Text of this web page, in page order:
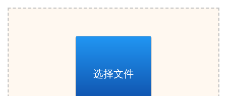
选择文件